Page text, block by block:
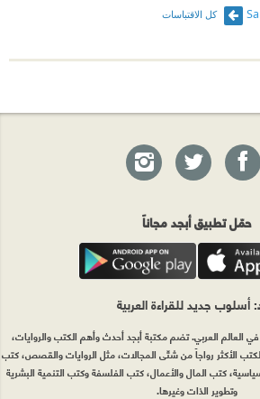
كل الاقتباسات
حمّل تطبيق أبجد مجاناً
: أسلوب جديد للقراءة العربية
العالم العربي. تضم مكتبة أبجد أحدث وأهم الكتب والروايات،
الأكثر رواجاً من شتّى المجالات، مثل الروايات والقصص، كتب
كتب المال والأعمال، كتب الفلسفة وكتب التنمية البشرية
وتطوير الذات وغيرها.